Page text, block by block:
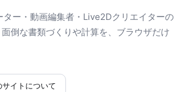
ー・動画編集者・Live2Dクリエイターの
倒な書類づくりや計算を、ブラウザだけ
サイトについて